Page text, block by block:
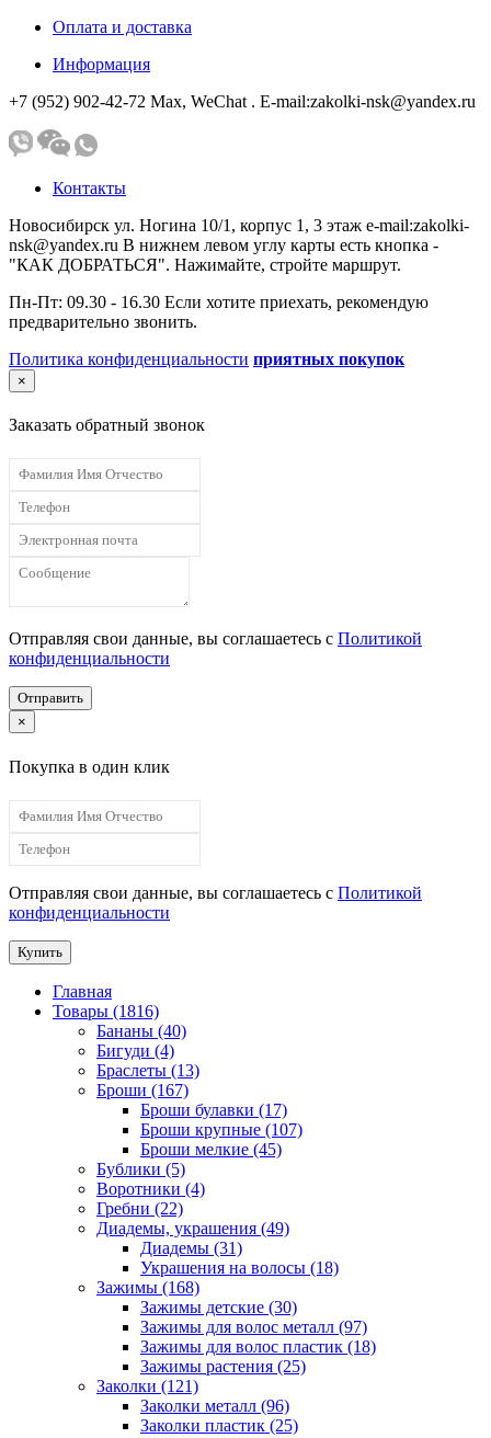
Оплата и доставка
Информация
+7 (952) 902-42-72 Мах, WeChat . E-mail:zakolki-nsk@yandex.ru
Контакты
Новосибирск ул. Ногина 10/1, корпус 1, 3 этаж e-mail:zakolki-
nsk@yandex.ru В нижнем левом углу карты есть кнопка -
"КАК ДОБРАТЬСЯ". Нажимайте, стройте маршрут.
Пн-Пт: 09.30 - 16.30 Если хотите приехать, рекомендую
предварительно звонить.
Политика конфиденциальности приятных покупок
×
Заказать обратный звонок
Отправляя свои данные, вы соглашаетесь с Политикой
конфиденциальности
Отправить
×
Покупка в один клик
Отправляя свои данные, вы соглашаетесь с Политикой
конфиденциальности
Купить
Главная
Товары (1816)
Бананы (40)
Бигуди (4)
Браслеты (13)
Броши (167)
Броши булавки (17)
Броши крупные (107)
Броши мелкие (45)
Бублики (5)
Воротники (4)
Гребни (22)
Диадемы, украшения (49)
Диадемы (31)
Украшения на волосы (18)
Зажимы (168)
Зажимы детские (30)
Зажимы для волос металл (97)
Зажимы для волос пластик (18)
Зажимы растения (25)
Заколки (121)
Заколки металл (96)
Заколки пластик (25)